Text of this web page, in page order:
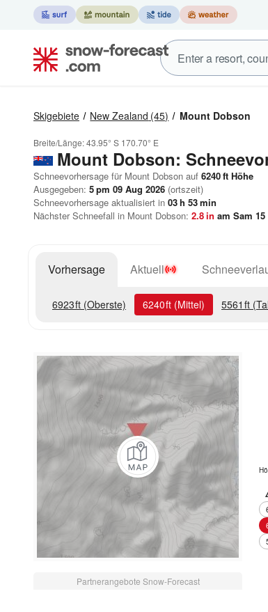
Skigebiete New Zealand (45) Mount Dobson
Breite/Länge:43.95° S 170.70° E
Mount Dobson:
Schneevorhersage für Mount Dobson auf 6240ft Höhe
Ausgegeben: 5 pm 09 Aug 2026 (ortszeit)
Schneevorhersage aktualisiert in 03h 53min
Nächster Schneefall in Mount Dobson: 2.8in am Sam 15
Vorhersage Aktuell
6923ft (Oberste) 6240ft (Mittel) 5561 ft
Partnerangebote Snow-Forecast